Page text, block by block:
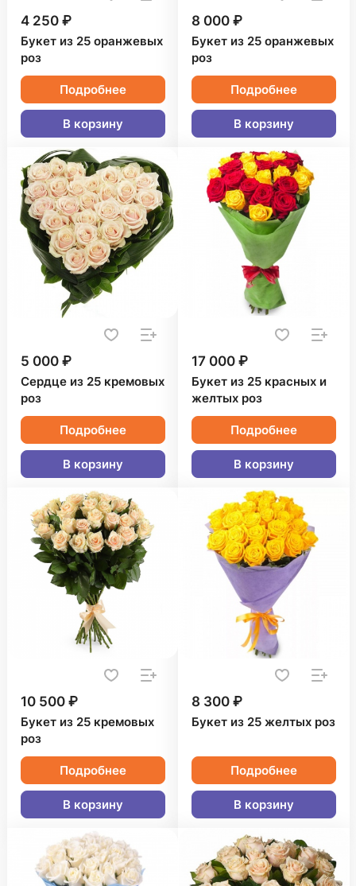
4 250 ₽
Букет из 25 оранжевых
роз
Подробнее
В корзину
8 000 ₽
Букет из 25 оранжевых
роз
Подробнее
В корзину
5 000 ₽
Сердце из 25 кремовых
роз
Подробнее
В корзину
17 000 ₽
Букет из 25 красных и
желтых роз
Подробнее
В корзину
10 500 ₽
Букет из 25 кремовых
роз
Подробнее
В корзину
8 300 ₽
Букет из 25 желтых роз
Подробнее
В корзину